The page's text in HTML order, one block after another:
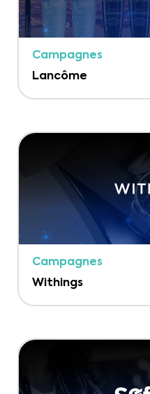
Campagnes
Lancôme
Campagnes
Withings